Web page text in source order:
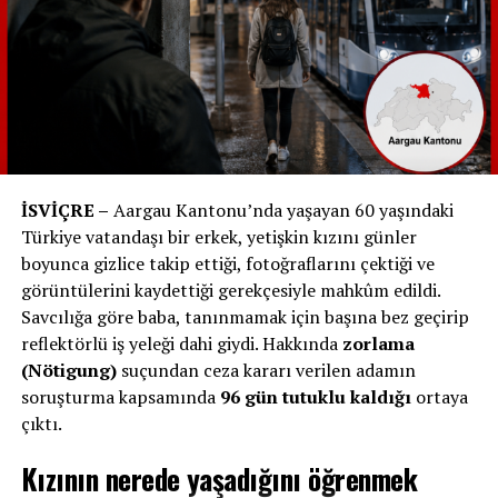
dengesinin hafif bir artıda olduğunu belirtiyor. Ancak
Luginbühl, „Biz çok yağışlı bir sonbahar ve ılıman bir kış
geçirdik. Bu durum, barajların dolu olmasına ve
İsviçre’nin daha az elektrik tüketmiş olmasına katkıda
bulundu. Ayrıca, yenilenebilir enerjilerin artışı da etkili
oldu“ şeklinde açıklamada bulunuyor. Elektrik
fiyatlarının hala yüksek olmasının arkasındaki gerçekleri
çözmek için ise eleştirel bir bakışın devam etmesi
bekleniyor.**
RELATED TOPICS:
UP NEXT
2026’ya Kadar Kuduz Aşısı Kıtlığı: İsviçre’de Seyahat
Tıbbı Zor Durumda!
DON'T MISS
İsviçre’deki Şekersiz Sakızların Çoğu Mikroplastik
İSVİÇRE – Aargau Kantonu’nda yaşayan 60 yaşındaki
Türkiye vatandaşı bir erkek, yetişkin kızını günler
boyunca gizlice takip ettiği, fotoğraflarını çektiği ve
görüntülerini kaydettiği gerekçesiyle mahkûm edildi.
Savcılığa göre baba, tanınmamak için başına bez geçirip
reflektörlü iş yeleği dahi giydi. Hakkında zorlama
(Nötigung)suçundan ceza kararı verilen adamın
soruşturma kapsamında 96 gün tutuklu kaldığıortaya
çıktı.
Kızının nerede yaşadığını öğrenmek